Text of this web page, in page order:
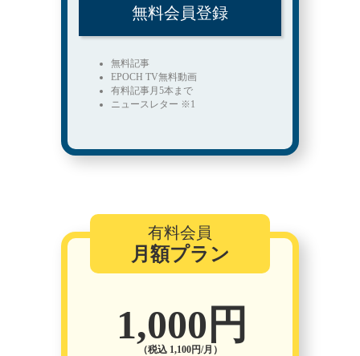
無料会員登録
無料記事
EPOCH TV無料動画
有料記事月5本まで
ニュースレター ※1
有料会員
月額プラン
1,000円
（税込 1,100円/月）